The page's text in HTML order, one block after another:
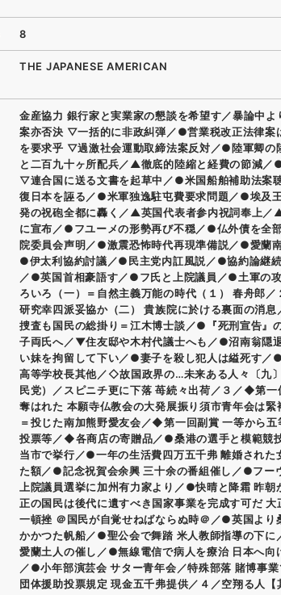
8
THE JAPANESE AMERICAN
金産協力 銀行家と実業家の懇談を希望す／暴論中
案亦否決 ▽一括的に非政糾弾／●営業税改正法律案
を要求乎 ▽過激社会運動取締法案反対／●陸軍卿
と二百九十ヶ所配兵／▲徹底的陸縮と経費の節減／
▽連合国に送る文書を起草中／●米国船舶補助法案
復日本を誣る／●米軍独逸駐屯費要求問題／●埃及
発の祝砲全都に轟く／▲英国代表者参内祝詞奉上／
に宣布／●フユーメの形勢再び不穏／●仏外債を全
院委員会声明／●激震恐怖時代再現準備説／●愛蘭
●伊太利協約討議／●民主党内訌風説／●協約論継
／●英国首相豪語す／●フ氏と上院議員／●土軍の
ろいろ（一）＝自然主義万能の時代（１） 春舟郎
研究幸四派妥協か（二） 貴族院に於ける裏面の消
捜査も国民の総掛り＝江木博士談／●『死刑宣告』
子両氏へ／▼住友邸や木村代議士へも／●沼南翁隠
い妹を拘留して下い／●妻子を殺し犯人は縊死す
高等学校長其他／◇故国政界の…未来ある人々〔九
民党）／スピニチ更に下落 苺続々出荷／３／◆第一
奪はれた 本願寺仏教会の大発展振り須市青年会は緊
＝投じた南加熊野愛友会／◆第一回副賞 一等から五
投票等／◆各商店の寄贈品／●桑港の選手と模範競
当市で挙行／●一年の生活費四万五千弗 離婚された
た額／●記念祝賀会余興 三十余の番組催し／●フー
上院議員選挙に加州有力家より／●快晴と降霜 昨
正の国民は後代に遺すべき国家事業を完成す可だ 大
一頓挫 ＠国民が自覚せねばならぬ時＠／●英国より
かかつた帆船／●聖公会で舞踏 米人教師指導の下
愛蘭土人の催し／●無線電信で病人を療治 日本へ向
／●小年部演芸会 サター青年会／特殊部落 賭博事
団体援助投票規定 現金五千弗提供／４／空翔る人【